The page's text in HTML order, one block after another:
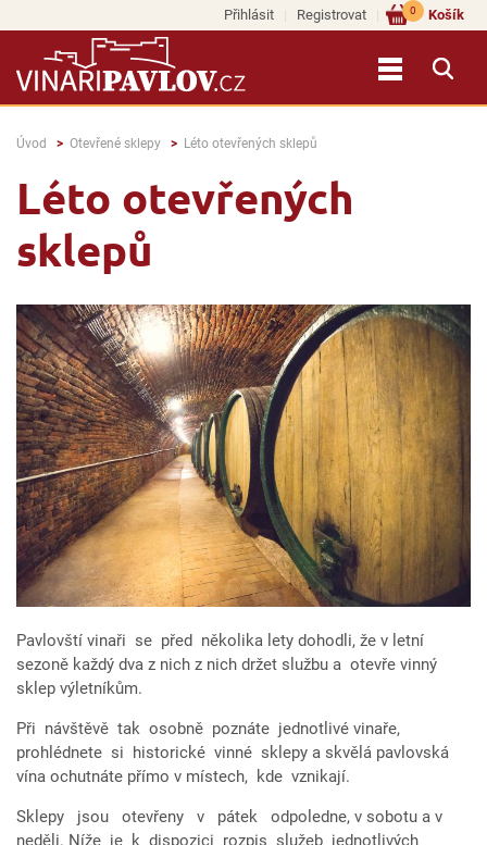
Přihlásit Registrovat Košík
0
Úvod Otevřené sklepy Léto otevřených sklepů
Léto otevřených
sklepů
Pavlovští vinaři se před několika lety dohodli, že v letní
sezoně každý dva z nich z nich držet službu a otevře vinný
sklep výletníkům.
Při návštěvě tak osobně poznáte jednotlivé vinaře,
prohlédnete si historické vinné sklepy a skvělá pavlovská
vína ochutnáte přímo v místech, kde vznikají.
Sklepy jsou otevřeny v pátek odpoledne, v sobotu a v